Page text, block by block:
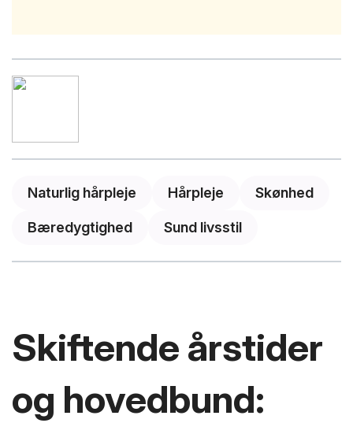
Naturlig hårpleje Hårpleje Skønhed
Bæredygtighed Sund livsstil
Skiftende årstider
og hovedbund: